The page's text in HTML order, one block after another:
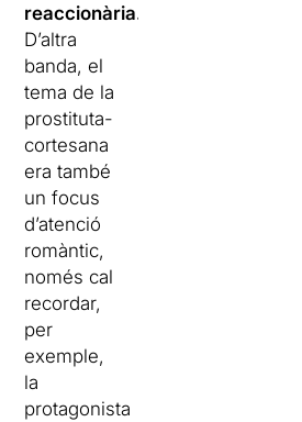
reaccionària.
D’altra
banda, el
tema de la
prostituta-
cortesana
era també
un focus
d’atenció
romàntic,
només cal
recordar,
per
exemple,
la
protagonista